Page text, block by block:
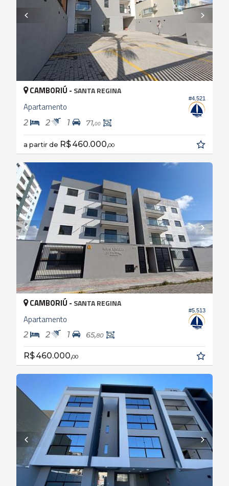
#4.521
CAMBORIÚ - SANTA REGINA
Apartamento
2 2 1 71,00
a partir de R$ 460.000,00
#5.513
CAMBORIÚ - SANTA REGINA
Apartamento
2 2 1 65,80
R$ 460.000,00